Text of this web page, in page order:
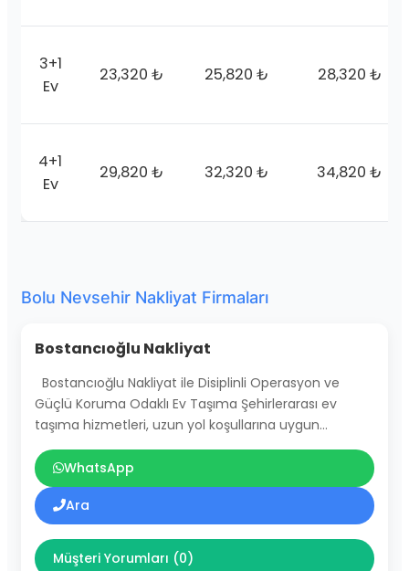
3+1
Ev
23,320 ₺ 25,820 ₺ 28,320 ₺
4+1
Ev
29,820 ₺ 32,320 ₺ 34,820 ₺
Bolu Nevsehir Nakliyat Firmaları
Bostancıoğlu Nakliyat
Bostancıoğlu Nakliyat ile Disiplinli Operasyon ve
Güçlü Koruma Odaklı Ev Taşıma Şehirlerarası ev
taşıma hizmetleri, uzun yol koşullarına uygun…
WhatsApp
Ara
Müşteri Yorumları (0)